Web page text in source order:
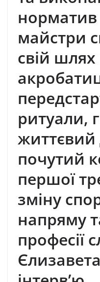
норматив
майстри
свій шлях
ритуали,
життєвий
почутий
першої
зміну
напряму
професії